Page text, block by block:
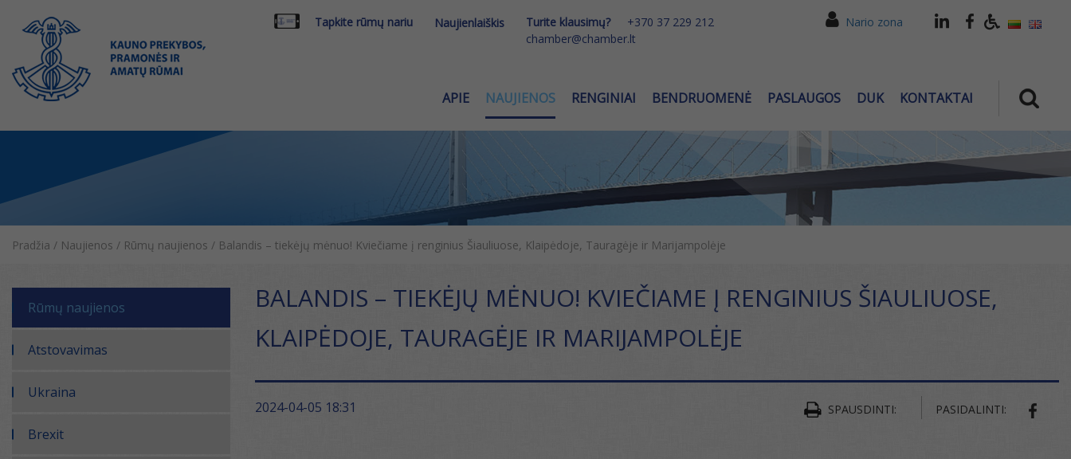
Tapkite rūmų nariu Naujienlaiškis Turite klausimų?
+370 37 229 212
chamber@chamber.lt
Nario zona
APIE NAUJIENOS RENGINIAI BENDRUOMENĖ PASLAUGOS DUK KONTAKTAI
Pradžia / Naujienos / Rūmų naujienos / Balandis – tiekėjų mėnuo! Kviečiame į renginius Šiauliuose, Klaipėdoje, Tauragėje ir Marijampolėje
Rūmų naujienos
Atstovavimas
Ukraina
Brexit
BALANDIS – TIEKĖJŲ MĖNUO! KVIEČIAME Į RENGINIUS ŠIAULIUOSE,
KLAIPĖDOJE, TAURAGĖJE IR MARIJAMPOLĖJE
2024-04-05 18:31 SPAUSDINTI: PASIDALINTI: